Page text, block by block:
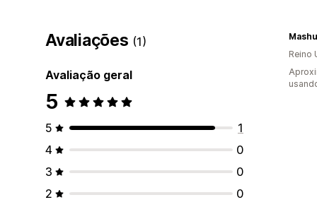
Avaliações (1)
Avaliação geral
5
5
1
4
0
3
0
2
0
Reino